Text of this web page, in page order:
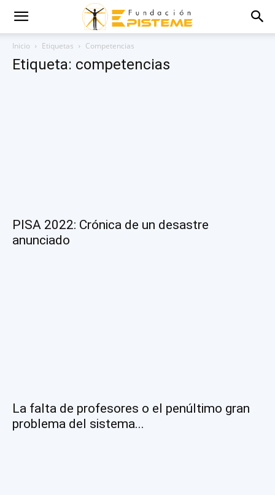
Inicio Etiquetas Competencias
Etiqueta: competencias
PISA 2022: Crónica de un desastre
anunciado
La falta de profesores o el penúltimo gran
problema del sistema...